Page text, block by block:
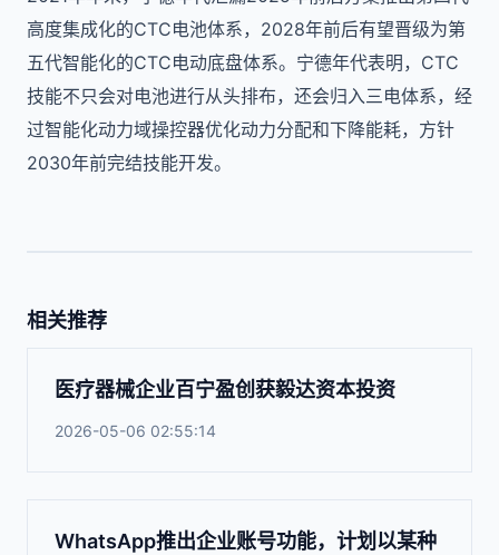
高度集成化的CTC电池体系，2028年前后有望晋级为第
五代智能化的CTC电动底盘体系。宁德年代表明，CTC
技能不只会对电池进行从头排布，还会归入三电体系，经
过智能化动力域操控器优化动力分配和下降能耗，方针
2030年前完结技能开发。
相关推荐
医疗器械企业百宁盈创获毅达资本投资
2026-05-06 02:55:14
WhatsApp推出企业账号功能，计划以某种